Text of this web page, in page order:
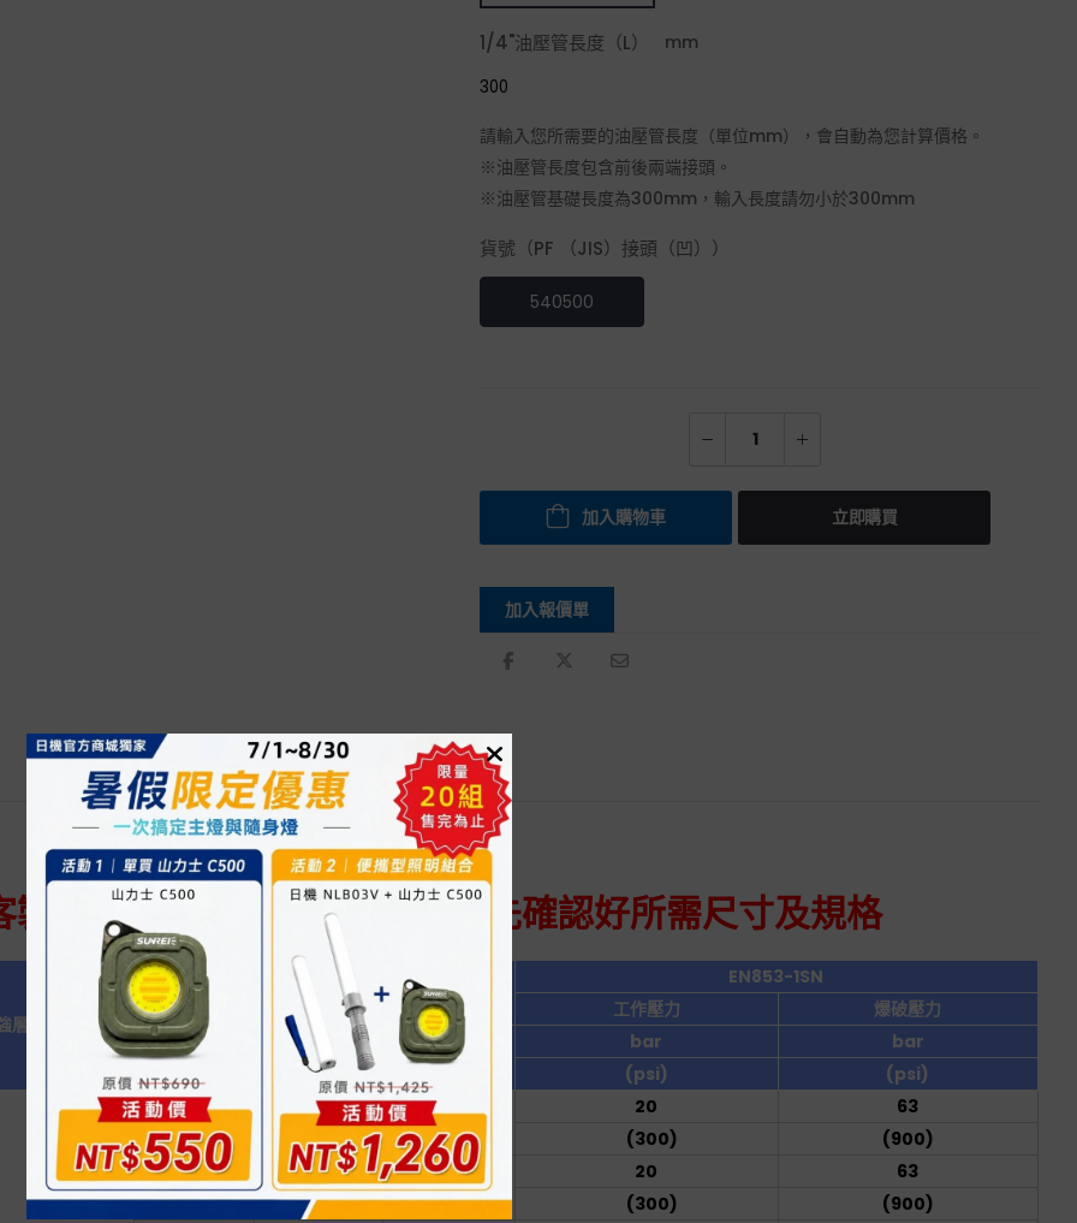
1/4"油壓管長度（L） mm
請輸入您所需要的油壓管長度（單位mm），會自動為您計算價格。
※油壓管長度包含前後兩端接頭。
※油壓管基礎長度為300mm，輸入長度請勿小於300mm
貨號（PF （JIS）接頭（凹））
540500
加入購物車 立即購買
加入報價單
描述
化商品無法退貨，訂購前請先確認好所需尺寸及規格
尺寸
內徑 外徑
EN853-1SN
工作壓力
爆破壓力
mm
mm
bar
bar
(psi)
(psi)
04 6 13
20
63
(300)
(900)
06
9.5 16.5
20
63
(300)
(900)